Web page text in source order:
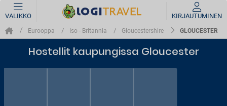
VALIKKO KIRJAUTUMINEN
Eurooppa Iso - Britannia Gloucestershire GLOUCESTER
Hostellit kaupungissa Gloucester